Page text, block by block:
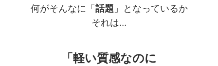
何がそんなに「話題 」となっているか
それは…
「軽い質感なのに